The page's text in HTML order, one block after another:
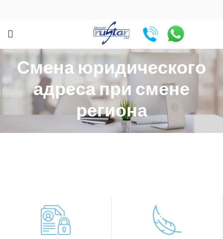
Смена юридического
адреса при смене
региона